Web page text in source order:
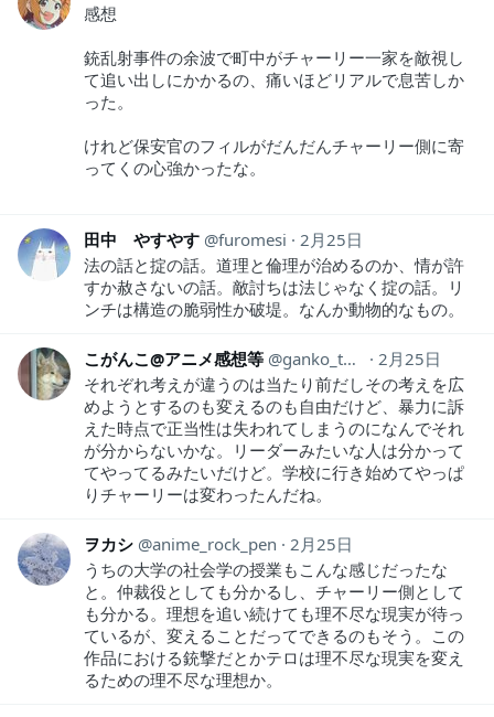
感想
銃乱射事件の余波で町中がチャーリー一家を敵視し
て追い出しにかかるの、痛いほどリアルで息苦しか
った。
けれど保安官のフィルがだんだんチャーリー側に寄
ってくの心強かったな。
田中 やすやす furomesi
2月25日
法の話と掟の話。道理と倫理が治めるのか、情が許
すか赦さないの話。敵討ちは法じゃなく掟の話。リ
ンチは構造の脆弱性か破堤。なんか動物的なもの。
こがんこ@アニメ感想等 ganko_thought44
2月25日
それぞれ考えが違うのは当たり前だしその考えを広
めようとするのも変えるのも自由だけど、暴力に訴
えた時点で正当性は失われてしまうのになんでそれ
が分からないかな。リーダーみたいな人は分かって
てやってるみたいだけど。学校に行き始めてやっぱ
りチャーリーは変わったんだね。
ヲカシ anime_rock_pen
2月25日
うちの大学の社会学の授業もこんな感じだったな
と。仲裁役としても分かるし、チャーリー側として
も分かる。理想を追い続けても理不尽な現実が待っ
ているが、変えることだってできるのもそう。この
作品における銃撃だとかテロは理不尽な現実を変え
るための理不尽な理想か。